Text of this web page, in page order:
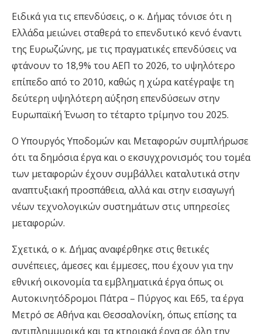
Ειδικά για τις επενδύσεις, ο κ. Δήμας τόνισε ότι η
Ελλάδα μειώνει σταθερά το επενδυτικό κενό έναντι
της Ευρωζώνης, με τις πραγματικές επενδύσεις να
φτάνουν το 18,9% του ΑΕΠ το 2026, το υψηλότερο
επίπεδο από το 2010, καθώς η χώρα κατέγραψε τη
δεύτερη υψηλότερη αύξηση επενδύσεων στην
Ευρωπαϊκή Ένωση το τέταρτο τρίμηνο του 2025.
Ο Υπουργός Υποδομών και Μεταφορών συμπλήρωσε
ότι τα δημόσια έργα και ο εκσυγχρονισμός του τομέα
των μεταφορών έχουν συμβάλλει καταλυτικά στην
αναπτυξιακή προσπάθεια, αλλά και στην εισαγωγή
νέων τεχνολογικών συστημάτων στις υπηρεσίες
μεταφορών.
Σχετικά, ο κ. Δήμας αναφέρθηκε στις θετικές
συνέπειες, άμεσες και έμμεσες, που έχουν για την
εθνική οικονομία τα εμβληματικά έργα όπως οι
Αυτοκινητόδρομοι Πάτρα – Πύργος και Ε65, τα έργα
Μετρό σε Αθήνα και Θεσσαλονίκη, όπως επίσης τα
αντιπλημμυρικά και τα κτηριακά έργα σε όλη την